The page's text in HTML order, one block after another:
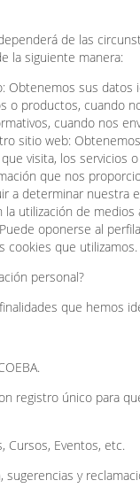
de las
la siguiente manera:
Obtenemos sus
o productos, cuando
cuando nos
sitio web:
visita, los servicios
que nos
a determinar nuestra
la utilización de
oponerse al
cookies que utilizamos.
personal?
que hemos
registro único para
Cursos, Eventos, etc.
y